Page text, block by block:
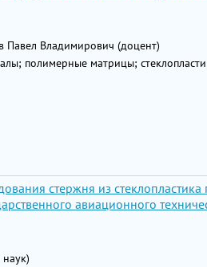
Павел Владимирович (доцент)
полимерные матрицы;
стержня из
авиационного